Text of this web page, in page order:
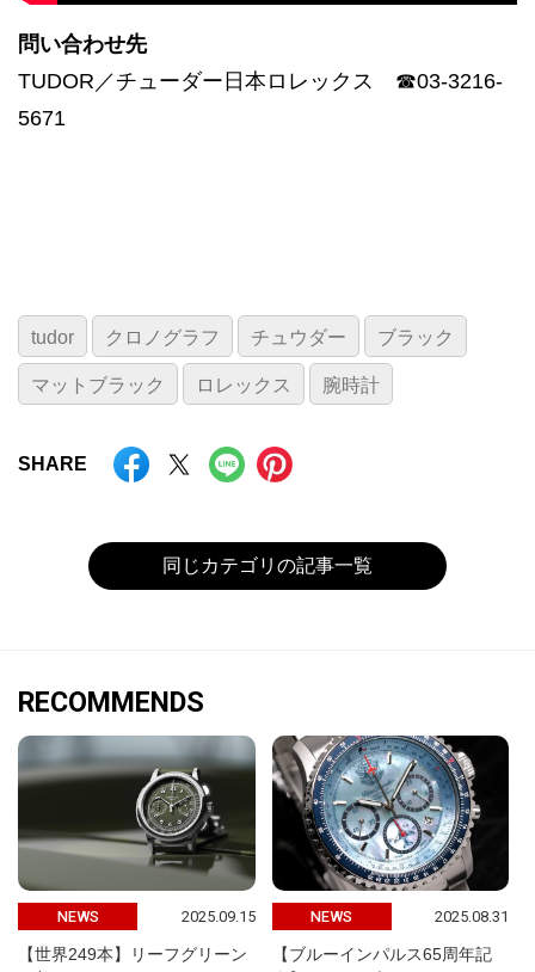
問い合わせ先
TUDOR／チューダー日本ロレックス ☎03-3216-
5671
tudor クロノグラフ チュウダー ブラック
マットブラック ロレックス 腕時計
SHARE
同じカテゴリの記事一覧
RECOMMENDS
NEWS 2025.09.15
【世界249本】リーフグリーン
NEWS 2025.08.31
【ブルーインパルス65周年記